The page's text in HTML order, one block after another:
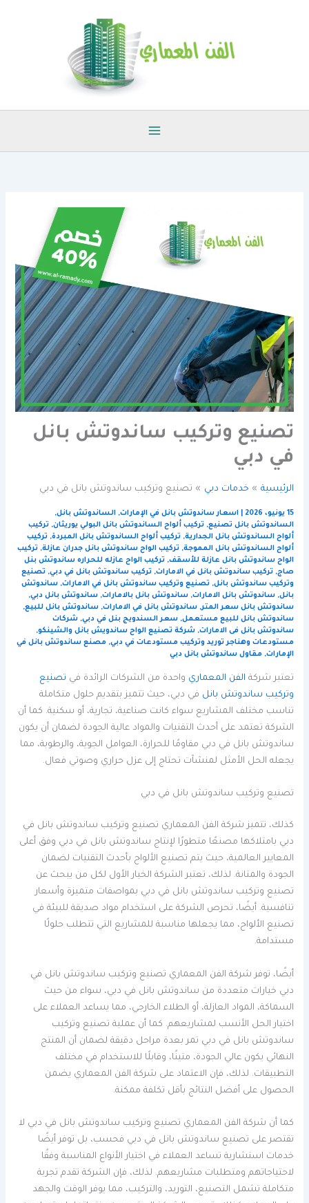
تصنيع وتركيب ساندوتش بانل
في دبي
الرئيسية خدمات دبي تصنيع وتركيب ساندوتش بانل في دبي
15 يونيو، 2026 |اسعار ساندوتش بانل في الإمارات,الساندوتش بانل,
الساندوتش بانل تصنيع,تركيب ألواح الساندوتش بانل البولي يوريثان,تركيب
ألواح الساندوتش بانل الجدارية,تركيب ألواح الساندوتش بانل المبردة,تركيب
ألواح الساندوتش بانل المموجة,تركيب الواح ساندوتش بانل جدران عازلة,تركيب
الواح ساندوتش بانل عازلة للأسقف,تركيب الواح عازله للحراره ساندوتش بنل
صاج,تركيب ساندوتش بانل في الامارات,تركيب ساندوتش بانل في دبي,تصنيع
وتركيب ساندوتش بانل,تصنيع وتركيب ساندوتش بانل في الامارات,ساندوتش
بانل,ساندوتش بانل الامارات,ساندوتش بانل بالامارات,ساندوتش بانل دبي,
ساندوتش بانل سعر المتر,ساندوتش بانل في الامارات,ساندوتش بانل للبيع,
ساندوتش بانل للبيع مستعمل,سعر السندويج بنل في دبي,شركات
ساندوتش بانل فى الامارات,شركة تصنيع الواح ساندويش بانل والشينكو,
مستودعات وهناجر توريد وتركيب مستودعات في دبي, مصنع ساندوتش بانل في
الإمارات, مقاول ساندوتش بانل دبي
تعتبر شركة الفن المعماري واحدة من الشركات الرائدة في تصنيع
وتركيب ساندوتش بانل في دبي، حيث تتميز بتقديم حلول متكاملة
تناسب مختلف المشاريع سواء كانت صناعية، تجارية، أو سكنية. كما أن
الشركة تعتمد على أحدث التقنيات والمواد عالية الجودة لضمان أن يكون
ساندوتش بانل في دبي مقاومًا للحرارة، العوامل الجوية، والرطوبة، مما
يجعله الحل الأمثل لمنشآت تحتاج إلى عزل حراري وصوتي فعال.
تصنيع وتركيب ساندوتش بانل في دبي
كذلك، تتميز شركة الفن المعماري تصنيع وتركيب ساندوتش بانل في
دبي بامتلاكها مصنعًا متطورًا لإنتاج ساندوتش بانل في دبي وفق أعلى
المعايير العالمية، حيث يتم تصنيع الألواح بأحدث التقنيات لضمان
الجودة والمتانة. لذلك، تعتبر الشركة الخيار الأول لكل من يبحث عن
تصنيع وتركيب ساندوتش بانل في دبي بمواصفات متميزة وأسعار
تنافسية. أيضًا، تحرص الشركة على استخدام مواد صديقة للبيئة في
تصنيع الألواح، مما يجعلها مناسبة للمشاريع التي تتطلب حلولًا
مستدامة.
أيضًا، توفر شركة الفن المعماري تصنيع وتركيب ساندوتش بانل في
دبي خيارات متعددة من ساندوتش بانل في دبي، سواء من حيث
السماكة، المواد العازلة، أو الطلاء الخارجي، مما يساعد العملاء على
اختيار الحل الأنسب لمشاريعهم. كما أن عملية تصنيع وتركيب
ساندوتش بانل في دبي تمر بعدة مراحل دقيقة لضمان أن المنتج
النهائي يكون عالي الجودة، متينًا، وقابلًا للاستخدام في مختلف
التطبيقات. لذلك، فإن الاعتماد على شركة الفن المعماري يضمن
الحصول على أفضل النتائج بأقل تكلفة ممكنة.
كما أن شركة الفن المعماري تصنيع وتركيب ساندوتش بانل في دبي لا
تقتصر على تصنيع ساندوتش بانل في دبي فحسب، بل توفر أيضًا
خدمات استشارية تساعد العملاء في اختيار الأنواع المناسبة وفقًا
لاحتياجاتهم ومتطلبات مشاريعهم. لذلك، فإن الشركة تقدم تجربة
متكاملة تشمل التصنيع، التوريد، والتركيب، مما يوفر الوقت والجهد